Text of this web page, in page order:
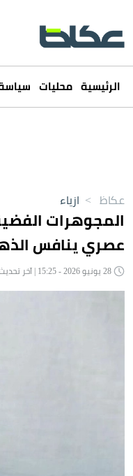
الرئيسية محليات
عكاظ > ازياء
المجوهرات
عصري ينافس الذهب